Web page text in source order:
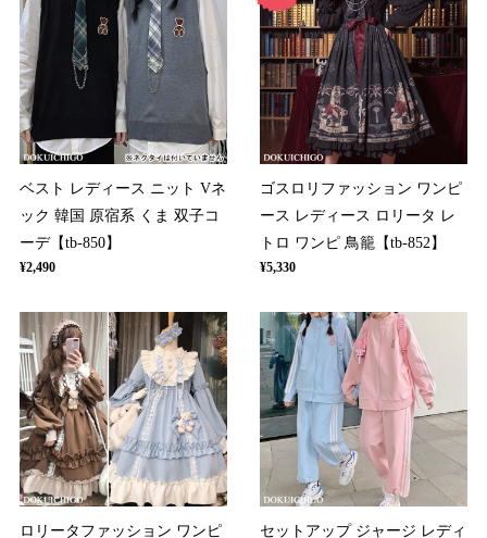
ベスト レディース ニット Vネ
ック 韓国 原宿系 くま 双子コ
ーデ【tb-850】
¥2,490
ゴスロリファッション ワンピ
ース レディース ロリータ レ
トロ ワンピ 鳥籠【tb-852】
¥5,330
ロリータファッション ワンピ セットアップ ジャージ レディ